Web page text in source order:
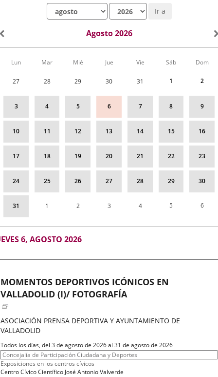
Ir a
Agosto 2026
Calendario
correspondiente
Lun Mar Mié Jue Vie Sáb Dom
27 28 29 30 31 1 2
3 4 5 6 7 8 9
10 11 12 13 14 15 16
17 18 19 20 21 22 23
24 25 26 27 28 29 30
31 1 2 3 4 5 6
6, AGOSTO 2026
MOMENTOS DEPORTIVOS ICÓNICOS EN
VALLADOLID (I)/ FOTOGRAFÍA
ASOCIACIÓN PRENSA DEPORTIVA Y AYUNTAMIENTO DE
VALLADOLID
Fechas
del
evento
Todos los días, del 3 de agosto de 2026 al 31 de agosto de 2026
Organizador
de
actividad
Concejalía de Participación Ciudadana y Deportes
Programa
Exposiciones en los centros cívicos
Espacio
Centro Cívico Científico José Antonio Valverde